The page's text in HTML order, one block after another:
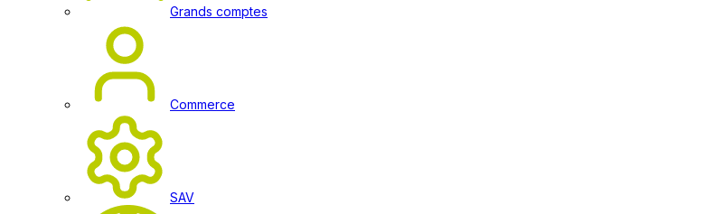
Grands comptes
Commerce
SAV